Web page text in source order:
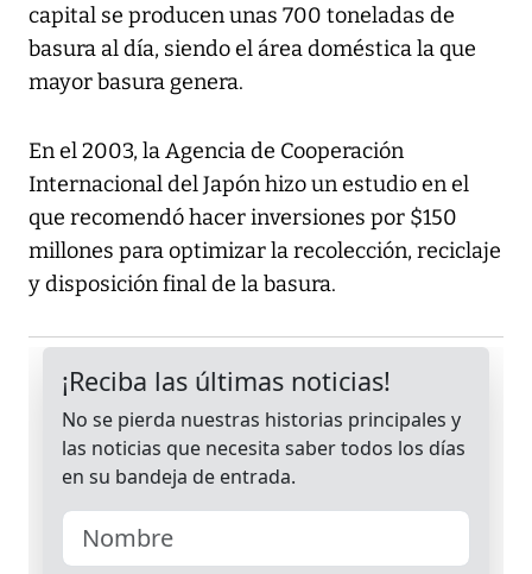
capital se producen unas 700 toneladas de
basura al día, siendo el área doméstica la que
mayor basura genera.
En el 2003, la Agencia de Cooperación
Internacional del Japón hizo un estudio en el
que recomendó hacer inversiones por $150
millones para optimizar la recolección, reciclaje
y disposición final de la basura.